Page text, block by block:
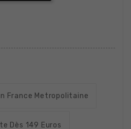
France Metropolitaine
Dès 149 Euros